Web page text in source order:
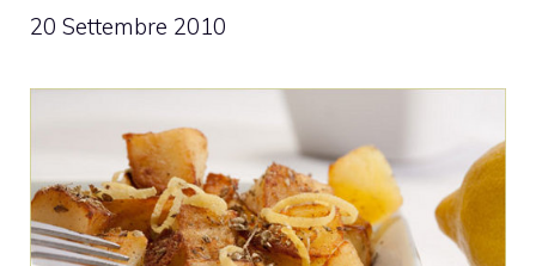
20 Settembre 2010